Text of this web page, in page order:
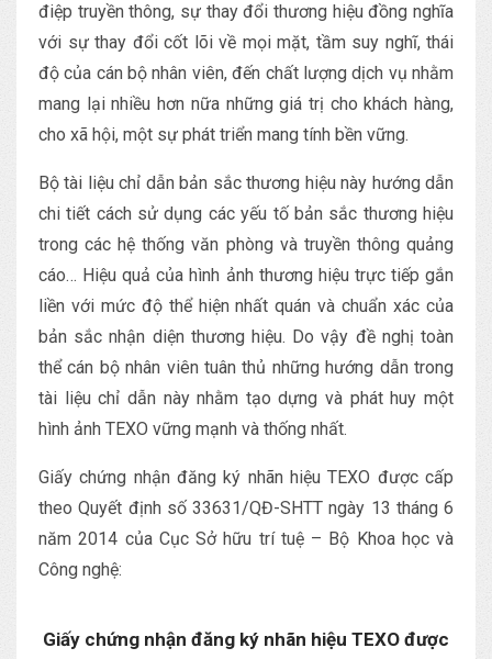
điệp truyền thông, sự thay đổi thương hiệu đồng nghĩa
với sự thay đổi cốt lõi về mọi mặt, tầm suy nghĩ, thái
độ của cán bộ nhân viên, đến chất lượng dịch vụ nhằm
mang lại nhiều hơn nữa những giá trị cho khách hàng,
cho xã hội, một sự phát triển mang tính bền vững.
Bộ tài liệu chỉ dẫn bản sắc thương hiệu này hướng dẫn
chi tiết cách sử dụng các yếu tố bản sắc thương hiệu
trong các hệ thống văn phòng và truyền thông quảng
cáo… Hiệu quả của hình ảnh thương hiệu trực tiếp gắn
liền với mức độ thể hiện nhất quán và chuẩn xác của
bản sắc nhận diện thương hiệu. Do vậy đề nghị toàn
thể cán bộ nhân viên tuân thủ những hướng dẫn trong
tài liệu chỉ dẫn này nhằm tạo dựng và phát huy một
hình ảnh TEXO vững mạnh và thống nhất.
Giấy chứng nhận đăng ký nhãn hiệu TEXO được cấp
theo Quyết định số 33631/QĐ-SHTT ngày 13 tháng 6
năm 2014 của Cục Sở hữu trí tuệ – Bộ Khoa học và
Công nghệ:
Giấy chứng nhận đăng ký nhãn hiệu TEXO được